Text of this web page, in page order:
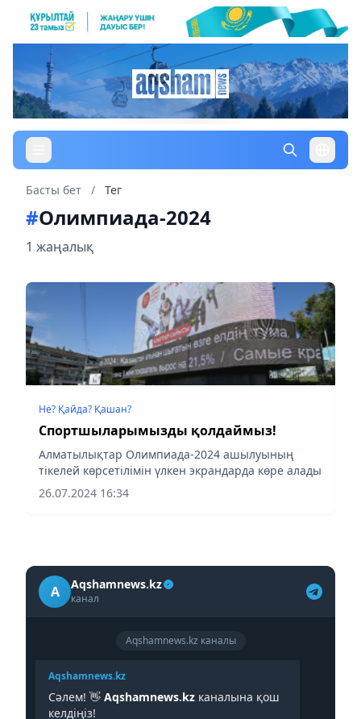
Басты бет / Тег
#Олимпиада-2024
1 жаңалық
Не? Қайда? Қашан?
Спортшыларымызды қолдаймыз!
Алматылықтар Олимпиада-2024 ашылуының
тікелей көрсетілімін үлкен экрандарда көре алады
26.07.2024 16:34
A Aqshamnews.kz
канал
Aqshamnews.kz каналы
Aqshamnews.kz
Сәлем! 👋 Aqshamnews.kz каналына қош
келдіңіз!